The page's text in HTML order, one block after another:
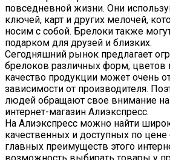
повседневной жизни. Они
ключей, карт и других мелочей,
носим с собой. Брелоки также
подарком для друзей и близких.
Сегодняшний рынок предлагает
брелоков различных форм, цветов
качество продукции может очень
зависимости от производителя.
людей обращают свое внимание
интернет-магазин Алиэкспресс.
На Алиэкспресс можно найти
качественных и доступных по
главных преимуществ этого